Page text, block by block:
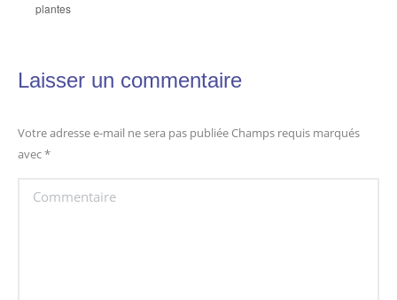
plantes
Laisser un commentaire
Votre adresse e-mail ne sera pas publiée Champs requis marqués
avec*
Commentaire